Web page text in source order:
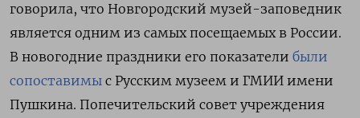
говорила, что Новгородский музей-заповедник
является одним из самых посещаемых в России.
В новогодние праздники его показатели были
сопоставимы с Русским музеем и ГМИИ имени
Пушкина. Попечительский совет учреждения